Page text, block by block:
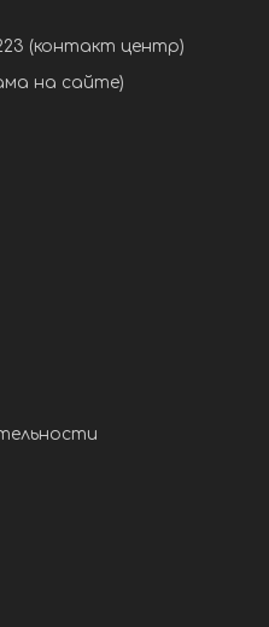
(контакт центр)
на сайте)